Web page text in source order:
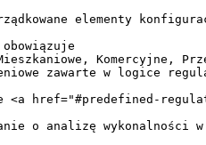
elementy
Komercyjne,
zawarte w logice
<a href="#predefined-
o analizę wykonalności w